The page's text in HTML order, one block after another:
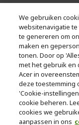
Gratis
bezorging
© 2026 Acer Inc.
CPYou BV is de
in deze winkel
We gebruiken
websitenavigatie
te genereren om
maken en
tonen. Door op
met het gebruik en
Acer in
deze toestemming
'Cookie-
cookie beheren.
cookies we
aanpassen in ons